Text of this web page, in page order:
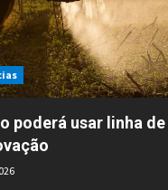
poderá usar linha